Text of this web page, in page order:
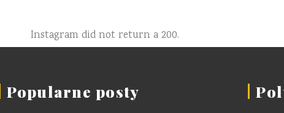
Instagram did not return a 200.
Popularne posty